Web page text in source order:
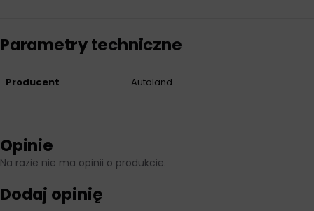
Parametry techniczne
Producent Autoland
Opinie
Na razie nie ma opinii o produkcie.
Dodaj opinię